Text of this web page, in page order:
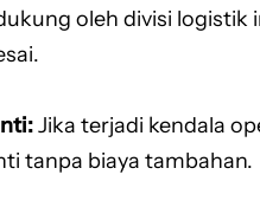
oleh divisi logistik
Jika terjadi kendala
tanpa biaya tambahan.